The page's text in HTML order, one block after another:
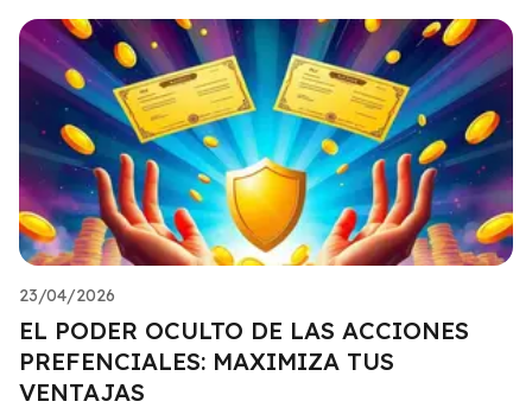
23/04/2026
EL PODER OCULTO DE LAS ACCIONES
PREFENCIALES: MAXIMIZA TUS
VENTAJAS